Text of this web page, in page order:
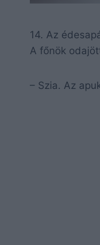
14. Az
A főnök
– Szia. Az